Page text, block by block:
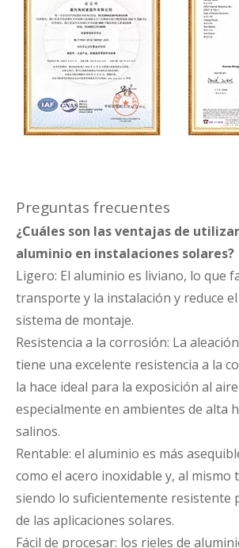
Preguntas frecuentes
¿Cuáles son las ventajas de
aluminio en instalaciones solares?
Ligero: El aluminio es liviano, lo que
transporte y la instalación y reduce
sistema de montaje.
Resistencia a la corrosión: La
tiene una excelente resistencia a la
la hace ideal para la exposición al
especialmente en ambientes de alta
salinos.
Rentable: el aluminio es más
como el acero inoxidable y, al mismo
siendo lo suficientemente resistente
de las aplicaciones solares.
Fácil de procesar: los rieles de